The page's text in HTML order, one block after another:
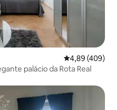
4,89 de uma
4,89 (409)
palácio da Rota Real